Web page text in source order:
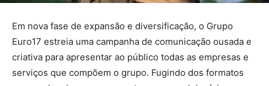
Em nova fase de expansão e diversificação, o Grupo
Euro17 estreia uma campanha de comunicação ousada e
criativa para apresentar ao público todas as empresas e
serviços que compõem o grupo. Fugindo dos formatos